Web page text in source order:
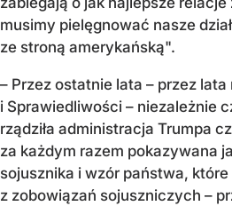
musimy pielęgnować nasze
ze stroną amerykańską".
– Przez ostatnie lata – przez
i Sprawiedliwości – niezależnie
rządziła administracja Trumpa
za każdym razem pokazywana
sojusznika i wzór państwa,
z zobowiązań sojuszniczych –